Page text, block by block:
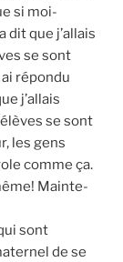
si moi-
dit que j’allais
se sont
ai répon­du
j’allais
se sont
les gens
comme ça.
Main­te­
sont
de se